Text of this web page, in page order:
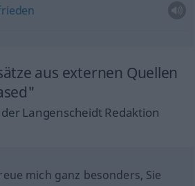
aus externen Quellen
Langenscheidt Redaktion
mich ganz besonders, Sie